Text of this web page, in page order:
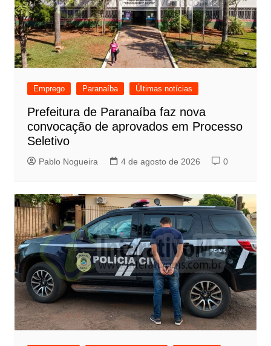
Emprego Paranaíba Últimas notícias
Prefeitura de Paranaíba faz nova
convocação de aprovados em Processo
Seletivo
Pablo Nogueira 4 de agosto de 2026 0